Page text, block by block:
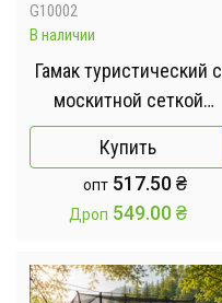
G10002
В наличии
Гамак туристический с
москитной сеткой
Черно-зеленый
Купить
опт 517.50₴
Дроп 549.00₴